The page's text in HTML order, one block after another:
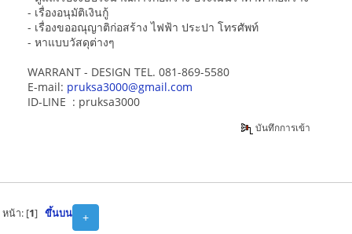
- เรื่องอนุมัติเงินกู้
- เรื่องขออณุญาติก่อสร้าง ไฟฟ้า ประปา โทรศัพท์
- หาแบบวัสดุต่างๆ
WARRANT - DESIGN TEL. 081-869-5580
E-mail: pruksa3000@gmail.com
ID-LINE : pruksa3000
บันทึกการเข้า
+
หน้า: [1] ขึ้นบน